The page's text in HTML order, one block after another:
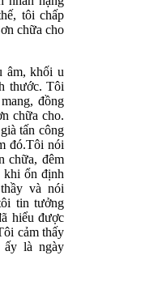
tôi chấp
chữa cho
âm, khối u
thước. Tôi
đồng
chữa cho.
tấn công
đó.Tôi nói
chữa, đêm
khi ổn định
và nói
tin tưởng
hiểu được
cảm thấy
ấy là ngày